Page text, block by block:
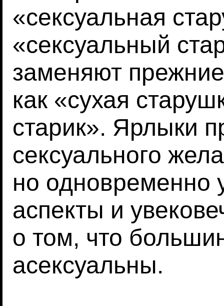
«сексуальная
«сексуальный
заменяют
как «сухая
старик». Ярлыки
сексуального
но одновременно
аспекты и
о том, что
асексуальны.